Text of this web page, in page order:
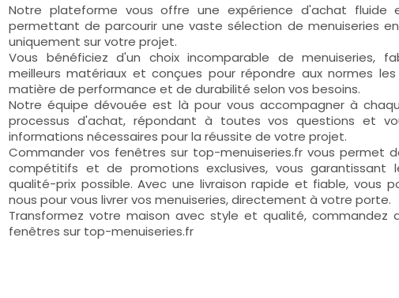
Notre plateforme vous offre une expérience d'achat fluide
permettant de parcourir une vaste sélection de menuiseries
uniquement sur votre projet.
Vous bénéficiez d'un choix incomparable de menuiseries,
meilleurs matériaux et conçues pour répondre aux normes
matière de performance et de durabilité selon vos besoins.
Notre équipe dévouée est là pour vous accompagner à
processus d'achat, répondant à toutes vos questions et
informations nécessaires pour la réussite de votre projet.
Commander vos fenêtres sur top-menuiseries.fr vous permet
compétitifs et de promotions exclusives, vous garantissant
qualité-prix possible. Avec une livraison rapide et fiable, vous
nous pour vous livrer vos menuiseries, directement à votre porte.
Transformez votre maison avec style et qualité, commandez
fenêtres sur top-menuiseries.fr